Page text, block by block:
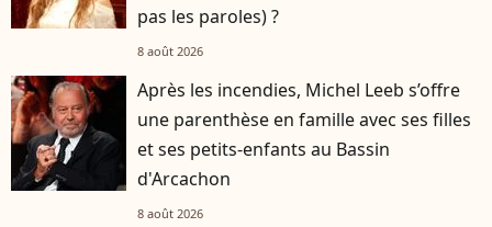
pas les paroles) ?
8 août 2026
Après les incendies, Michel Leeb s’offre
une parenthèse en famille avec ses filles
et ses petits-enfants au Bassin
d'Arcachon
8 août 2026